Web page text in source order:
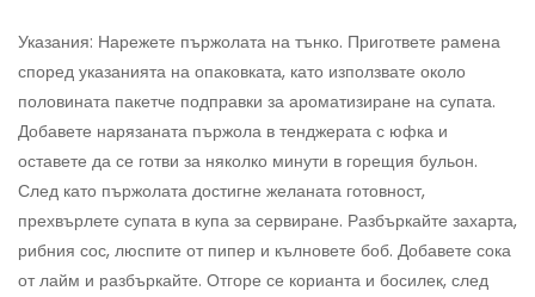
Указания: Нарежете пържолата на тънко. Пригответе рамена
според указанията на опаковката, като използвате около
половината пакетче подправки за ароматизиране на супата.
Добавете нарязаната пържола в тенджерата с юфка и
оставете да се готви за няколко минути в горещия бульон.
След като пържолата достигне желаната готовност,
прехвърлете супата в купа за сервиране. Разбъркайте захарта,
рибния сос, люспите от пипер и кълновете боб. Добавете сока
от лайм и разбъркайте. Отгоре се корианта и босилек, след